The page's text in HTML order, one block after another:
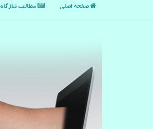
صفحه اصلی مطالب نیازگاه